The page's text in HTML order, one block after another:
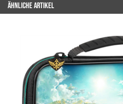
ÄHNLICHE ARTIKEL